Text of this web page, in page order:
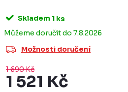
Skladem 1 ks
7.8.2026
Možnosti doručení
1 690 Kč
1 521 Kč